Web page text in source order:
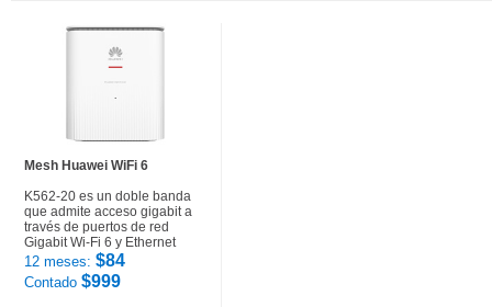
Mesh Huawei WiFi 6
K562-20 es un doble banda
que admite acceso gigabit a
través de puertos de red
Gigabit Wi-Fi 6 y Ethernet
12 meses: $84
Contado $999